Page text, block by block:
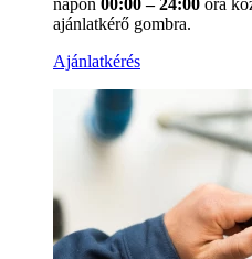
ajánlatkérő gombra.
Ajánlatkérés